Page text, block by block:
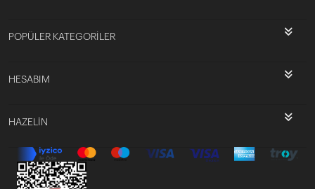
POPÜLER KATEGORİLER
HESABIM
HAZELİN